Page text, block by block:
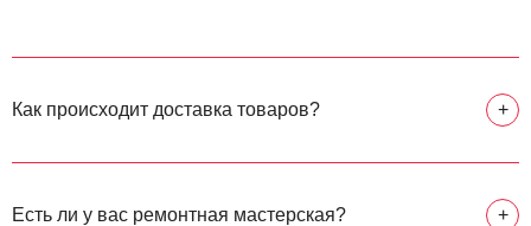
Как происходит доставка товаров? +
Есть ли у вас ремонтная мастерская? +